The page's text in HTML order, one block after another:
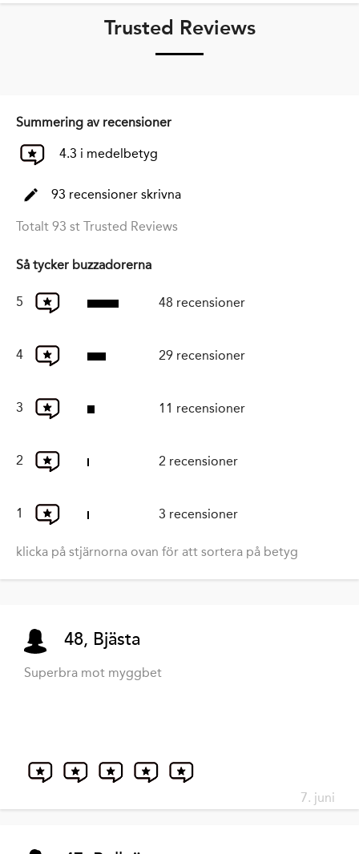
Trusted Reviews
Summering av recensioner
4.3 i medelbetyg
93 recensioner skrivna
Totalt 93 st Trusted Reviews
Så tycker buzzadorerna
5 48 recensioner
4 29 recensioner
3 11 recensioner
2 2 recensioner
1 3 recensioner
klicka på stjärnorna ovan för att sortera på betyg
48, Bjästa
Superbra mot myggbet
7. juni